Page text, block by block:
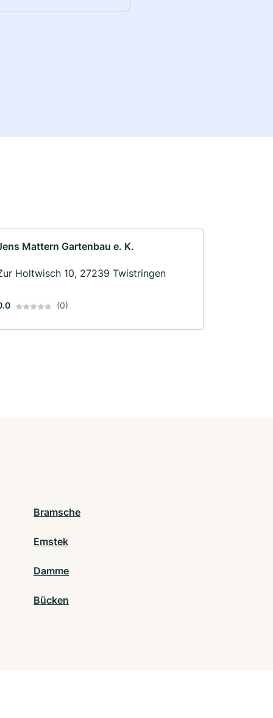
Mattern Gartenbau e. K.
Holtwisch 10, 27239 Twistringen
(0)
Bramsche
Emstek
Damme
Bücken